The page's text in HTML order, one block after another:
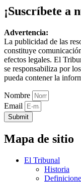
¡Suscríbete a
Advertencia:
La publicidad de las
constituye
efectos legales. El
se responsabiliza por
pueda contener la
Nombre
Email
Submit
Mapa de sitio
El Tribunal
Historia